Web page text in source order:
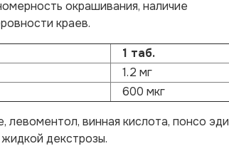
окрашивания, наличие
краев.
1 таб.
1.2 мг
600 мкг
винная кислота, понсо
декстрозы.